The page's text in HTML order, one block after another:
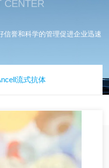
CENTER
信誉和科学的管理促进企业迅速
流式抗体